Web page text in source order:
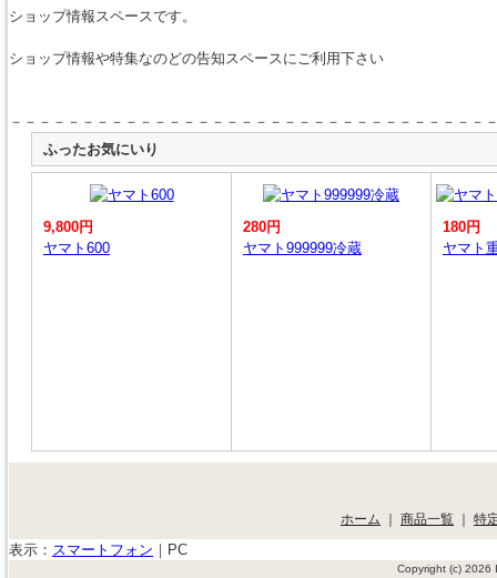
ショップ情報スペースです。
ショップ情報や特集なのどの告知スペースにご利用下さい
－－－－－－－－－－－－－－－－－－－－－－－－－－－－－－－－－
ふったお気にいり
9,800円
ヤマト600
280円
ヤマト999999冷蔵
180円
ヤマト
ホーム ｜ 商品一覧 ｜ 特
表示： スマートフォン ｜ PC
Copyright (c) 2026